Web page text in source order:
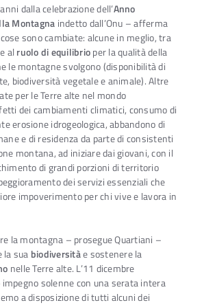
dalla celebrazione dell’Anno
Montagna indetto dall’Onu – afferma
sono cambiate: alcune in meglio, tra
al ruolo di equilibrioper la qualità della
le montagne svolgono (disponibilità di
biodiversità vegetale e animale). Altre
per le Terre alte nel mondo
dei cambiamenti climatici, consumo di
erosione idrogeologica, abbandono di
e di residenza da parte di consistenti
montana, ad iniziare dai giovani, con il
di grandi porzioni di territorio
dei servizi essenziali che
impoverimento per chi vive e lavora in
la montagna – prosegue Quartiani –
la sua biodiversitàe sostenere la
nelle Terre alte. L’11 dicembre
solenne con una serata intera
a disposizione di tutti alcuni dei